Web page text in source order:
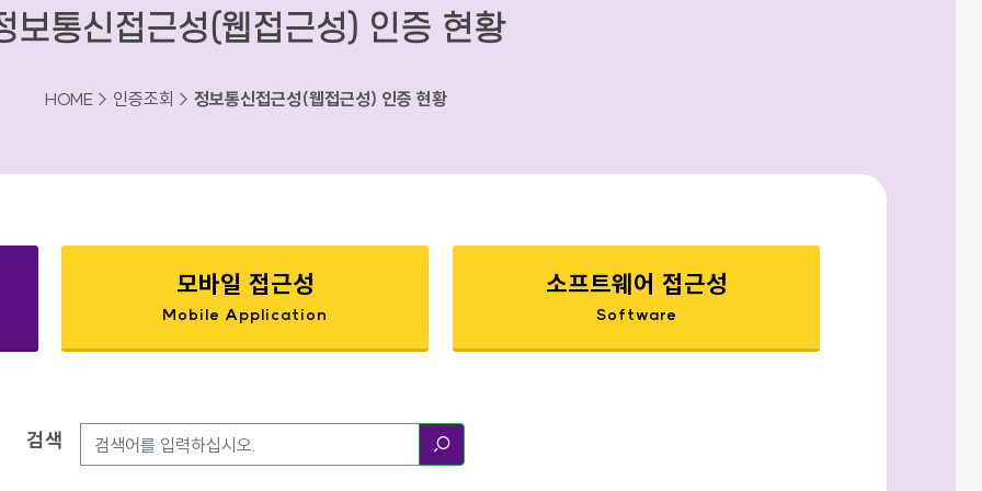
보통신접근성(웹접근성) 인증 현황
HOME > 인증조회 > 정보통신접근성(웹접근성) 인증 현황
모바일 접근성
Mobile Application
소프트웨어 접근성
Software
검색